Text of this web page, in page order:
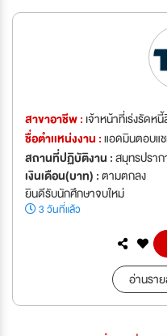
สาขาอาชีพ : เจ้าหน้าที่เร่งรัดห
ชื่อตำเเหน่งงาน :แอดมินตอบแ
สถานที่ปฏิบัติงาน :สมุทรปราก
เงินเดือน(บาท) :ตามตกลง
ยินดีรับนักศึกษาจบใหม่
3 วันที่แล้ว
อ่านรา